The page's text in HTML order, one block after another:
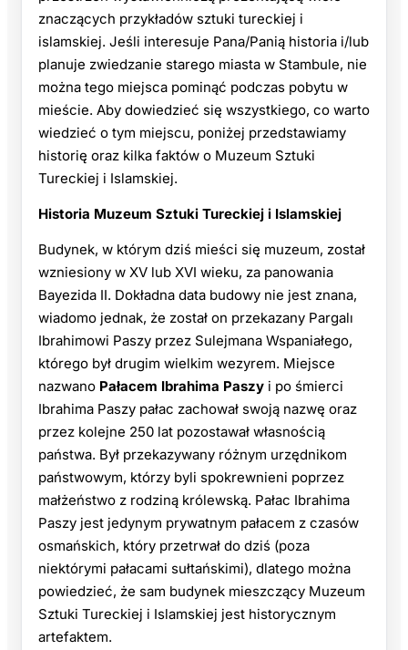
znaczących przykładów sztuki tureckiej i
islamskiej. Jeśli interesuje Pana/Panią historia i/lub
planuje zwiedzanie starego miasta w Stambule, nie
można tego miejsca pominąć podczas pobytu w
mieście. Aby dowiedzieć się wszystkiego, co warto
wiedzieć o tym miejscu, poniżej przedstawiamy
historię oraz kilka faktów o Muzeum Sztuki
Tureckiej i Islamskiej.
Historia Muzeum Sztuki Tureckiej i Islamskiej
Budynek, w którym dziś mieści się muzeum, został
wzniesiony w XV lub XVI wieku, za panowania
Bayezida II. Dokładna data budowy nie jest znana,
wiadomo jednak, że został on przekazany Pargalı
Ibrahimowi Paszy przez Sulejmana Wspaniałego,
którego był drugim wielkim wezyrem. Miejsce
nazwano Pałacem Ibrahima Paszy i po śmierci
Ibrahima Paszy pałac zachował swoją nazwę oraz
przez kolejne 250 lat pozostawał własnością
państwa. Był przekazywany różnym urzędnikom
państwowym, którzy byli spokrewnieni poprzez
małżeństwo z rodziną królewską. Pałac Ibrahima
Paszy jest jedynym prywatnym pałacem z czasów
osmańskich, który przetrwał do dziś (poza
niektórymi pałacami sułtańskimi), dlatego można
powiedzieć, że sam budynek mieszczący Muzeum
Sztuki Tureckiej i Islamskiej jest historycznym
artefaktem.